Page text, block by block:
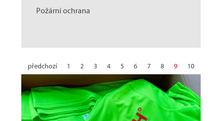
Požární ochrana
předchozí 1 2 3 4 5 6 7 8 9
10
12 13 14 15 16 17 18
20
21
22 23 24 25 26 27 28 29
30
další